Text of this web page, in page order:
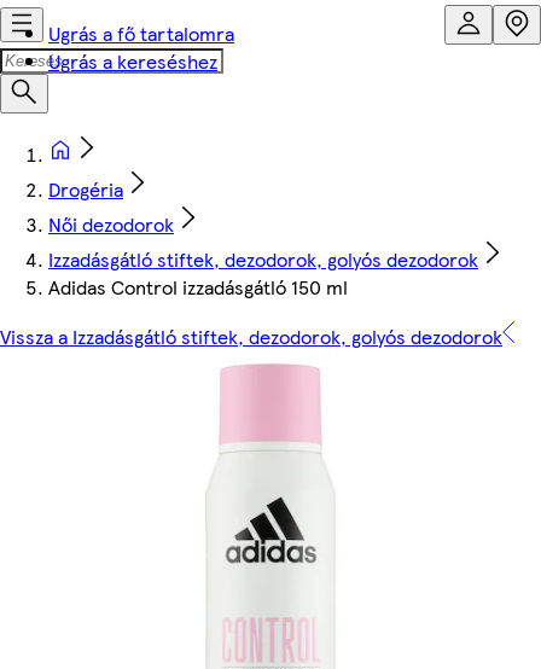
Ugrás a fő tartalomra
Ugrás a kereséshez
Drogéria
Női dezodorok
Izzadásgátló stiftek, dezodorok, golyós dezodorok
Adidas Control izzadásgátló 150 ml
Vissza a Izzadásgátló stiftek, dezodorok, golyós dezodorok